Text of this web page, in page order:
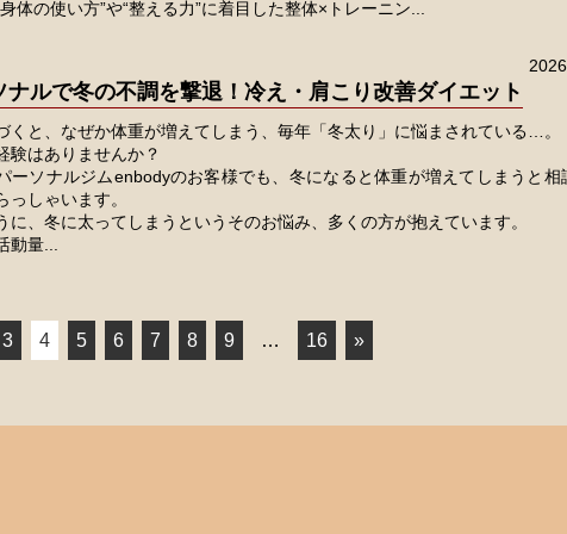
体の使い方”や“整える力”に着目した整体×トレーニン...
ナルで冬の不調を撃退！冷え・肩こり改善ダイエット
くと、なぜか体重が増えてしまう、毎年「冬太り」に悩まされている…。
験はありませんか？
ーソナルジムenbodyのお客様でも、冬になると体重が増えてしまうと相
っしゃいます。
に、冬に太ってしまうというそのお悩み、多くの方が抱えています。
動量...
3 4 5 6 7 8 9 … 16 »